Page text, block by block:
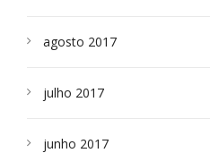
agosto 2017
julho 2017
junho 2017